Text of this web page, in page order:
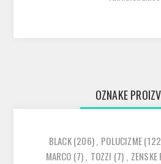
OZNAKE
BLACK(206), POLUCIZME
MARCO (7), TOZZI (7) ,